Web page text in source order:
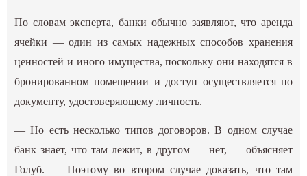
По словам эксперта, банки обычно заявляют, что аренда
ячейки — один из самых надежных способов хранения
ценностей и иного имущества, поскольку они находятся в
бронированном помещении и доступ осуществляется по
документу, удостоверяющему личность.
— Но есть несколько типов договоров. В одном случае
банк знает, что там лежит, в другом — нет, — объясняет
Голуб. — Поэтому во втором случае доказать, что там